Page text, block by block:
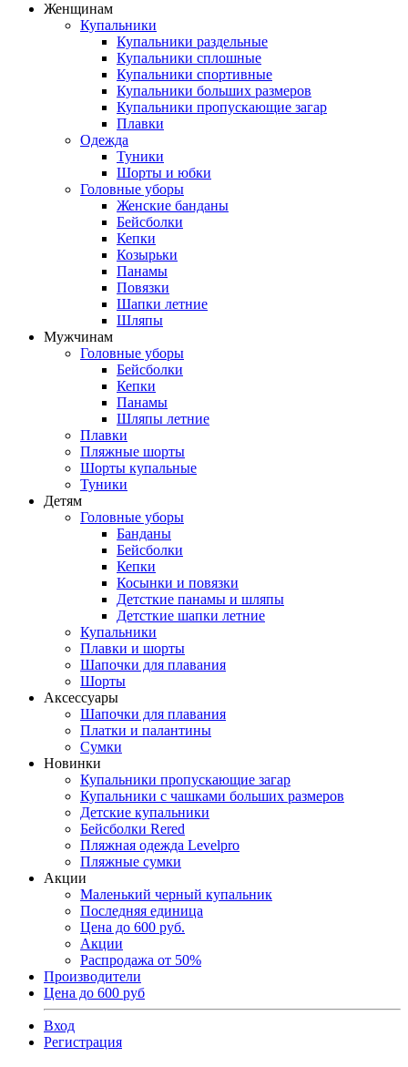
Женщинам
Купальники
Купальники раздельные
Купальники сплошные
Купальники спортивные
Купальники больших размеров
Купальники пропускающие загар
Плавки
Одежда
Туники
Шорты и юбки
Головные уборы
Женские банданы
Бейсболки
Кепки
Козырьки
Панамы
Повязки
Шапки летние
Шляпы
Мужчинам
Головные уборы
Бейсболки
Кепки
Панамы
Шляпы летние
Плавки
Пляжные шорты
Шорты купальные
Туники
Детям
Головные уборы
Банданы
Бейсболки
Кепки
Косынки и повязки
Детсткие панамы и шляпы
Детсткие шапки летние
Купальники
Плавки и шорты
Шапочки для плавания
Шорты
Аксессуары
Шапочки для плавания
Платки и палантины
Сумки
Новинки
Купальники пропускающие загар
Купальники с чашками больших размеров
Детские купальники
Бейсболки Rered
Пляжная одежда Levelpro
Пляжные сумки
Акции
Маленький черный купальник
Последняя единица
Цена до 600 руб.
Акции
Распродажа от 50%
Производители
Цена до 600 руб
Вход
Регистрация